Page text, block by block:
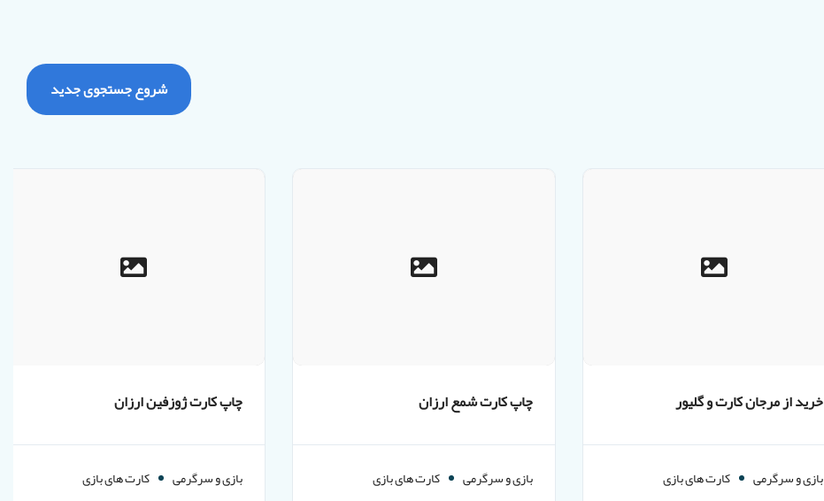
شروع جستجوی جدید
خرید از مرجان کارت و گلیور
بازی و سرگرمی کارت های بازی
چاپ کارت شمع ارزان
بازی و سرگرمی کارت های بازی
چاپ کارت ژوزفین ارزان
بازی و سرگرمی کارت های بازی